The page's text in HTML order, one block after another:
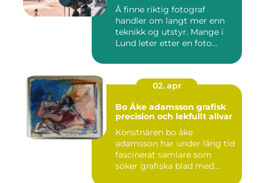
Å finne riktig fotograf
handler om langt mer enn
teknikk og utstyr. Mange i
Lund leter etter en foto...
02. apr
Bo Åke adamsson grafisk
precision och lekfullt allvar
Konstnären bo åke
adamsson har under lång tid
fascinerat samlare som
söker grafiska blad med